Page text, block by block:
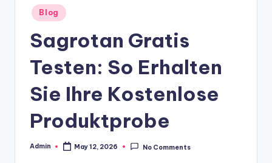
Posted
in
Blog
Sagrotan Gratis
Testen: So Erhalten
Sie Ihre Kostenlose
Produktprobe
Posted
Admin May 12, 2026 No Comments